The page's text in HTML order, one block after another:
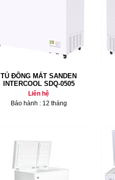
TỦ ĐÔNG MÁT SANDEN
INTERCOOL SDQ-0505
Liên hệ
Bảo hành : 12 tháng